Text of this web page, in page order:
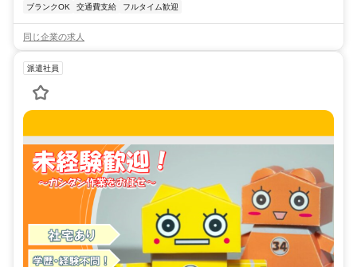
ブランクOK
交通費支給 フルタイム歓迎
同じ企業の求人
派遣社員